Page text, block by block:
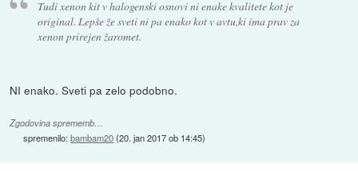
Tudi xenon kit v halogenski osnovi ni enake kvalitete kot je
original. Lepše že sveti ni pa enako kot v avtu,ki ima prav za
xenon prirejen žaromet.
NI enako. Sveti pa zelo podobno.
Zgodovina sprememb…
spremenilo:bambam20(20. jan 2017 ob 14:45)